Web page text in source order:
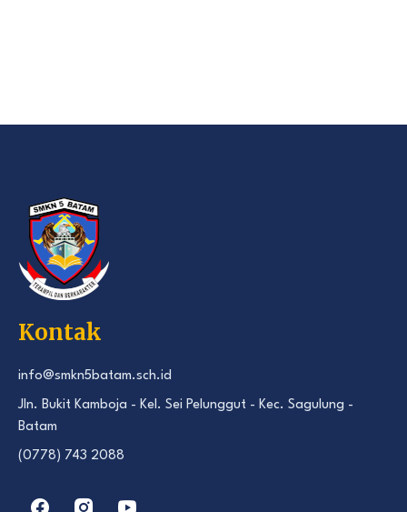
Kontak
info@smkn5batam.sch.id
Jln. Bukit Kamboja - Kel. Sei Pelunggut - Kec. Sagulung -
Batam
(0778) 743 2088